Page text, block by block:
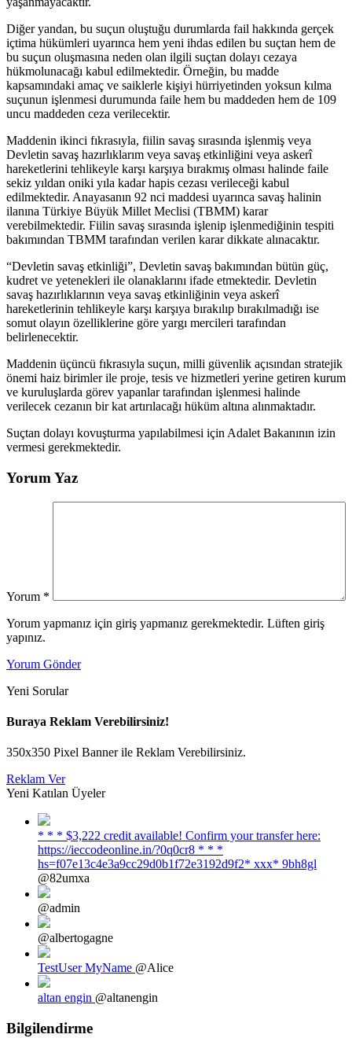
Diğer yandan, bu suçun oluştuğu durumlarda fail hakkında gerçek
içtima hükümleri uyarınca hem yeni ihdas edilen bu suçtan hem de
bu suçun oluşmasına neden olan ilgili suçtan dolayı cezaya
hükmolunacağı kabul edilmektedir. Örneğin, bu madde
kapsamındaki amaç ve saiklerle kişiyi hürriyetinden yoksun kılma
suçunun işlenmesi durumunda faile hem bu maddeden hem de 109
uncu maddeden ceza verilecektir.
Maddenin ikinci fıkrasıyla, fiilin savaş sırasında işlenmiş veya
Devletin savaş hazırlıklarım veya savaş etkinliğini veya askerî
hareketlerini tehlikeyle karşı karşıya bırakmış olması halinde faile
sekiz yıldan oniki yıla kadar hapis cezası verileceği kabul
edilmektedir. Anayasanın 92 nci maddesi uyarınca savaş halinin
ilanına Türkiye Büyük Millet Meclisi (TBMM) karar
verebilmektedir. Fiilin savaş sırasında işlenip işlenmediğinin tespiti
bakımından TBMM tarafından verilen karar dikkate alınacaktır.
“Devletin savaş etkinliği”, Devletin savaş bakımından bütün güç,
kudret ve yetenekleri ile olanaklarını ifade etmektedir. Devletin
savaş hazırlıklarının veya savaş etkinliğinin veya askerî
hareketlerinin tehlikeyle karşı karşıya bırakılıp bırakılmadığı ise
somut olayın özelliklerine göre yargı mercileri tarafından
belirlenecektir.
Maddenin üçüncü fıkrasıyla suçun, milli güvenlik açısından stratejik
önemi haiz birimler ile proje, tesis ve hizmetleri yerine getiren kurum
ve kuruluşlarda görev yapanlar tarafından işlenmesi halinde
verilecek cezanın bir kat artırılacağı hüküm altına alınmaktadır.
Suçtan dolayı kovuşturma yapılabilmesi için Adalet Bakanının izin
vermesi gerekmektedir.
Yorum Yaz
Yorum *
Yorum yapmanız için giriş yapmanız gerekmektedir. Lüften giriş
yapınız.
Yorum Gönder
Yeni Sorular
Buraya Reklam Verebilirsiniz!
350x350 Pixel Banner ile Reklam Verebilirsiniz.
Reklam Ver
Yeni Katılan Üyeler
* * * $3,222 credit available! Confirm your transfer here:
https://ieccodeonline.in/?0q0cr8 * * *
hs=f07e13c4e3a9cc29d0b1f72e3192d9f2* ххх* 9bh8gl
@82umxa
@admin
@albertogagne
TestUser MyName @Alice
altan engin @altanengin
Bilgilendirme